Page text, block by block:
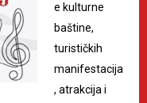
e kulturne
baštine,
turističkih
manifestacija
, atrakcija i